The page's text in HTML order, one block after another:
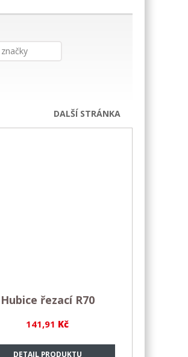
DALŠÍ STRÁNKA
141,91 Kč
DETAIL PRODUKTU
Hubice řezací R70